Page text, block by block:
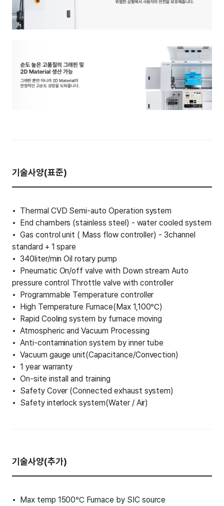
기술사양(표준)
Thermal CVD Semi-auto Operation system
End chambers (stainless steel) - water cooled system
Gas control unit ( Mass flow controller) - 3channel
standard + 1 spare
340liter/min Oil rotary pump
Pneumatic On/off valve with Down stream Auto
pressure control Throttle valve with controller
Programmable Temperature controller
High Temperature Furnace(Max 1,100℃)
Rapid Cooling system by furnace moving
Atmospheric and Vacuum Processing
Anti-contamination system by inner tube
Vacuum gauge unit(Capacitance/Convection)
1 year warranty
On-site install and training
Safety Cover (Connected exhaust system)
Safety interlock system(Water / Air)
기술사양(추가)
Max temp 1500℃ Furnace by SIC source